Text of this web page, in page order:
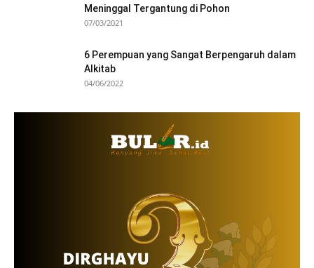
Meninggal Tergantung di Pohon
07/03/2021
6 Perempuan yang Sangat Berpengaruh dalam
Alkitab
04/06/2022